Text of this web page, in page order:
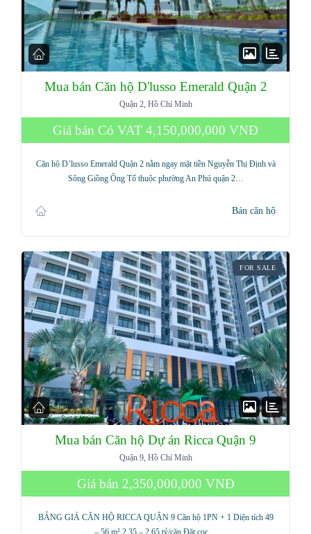
Mua bán Căn hộ D'lusso Emerald Quận 2
Quận 2, Hồ Chí Minh
Giá bán Có VAT 4,150,000,000 VNĐ
Căn hộ D’lusso Emerald Quận 2 nằm ngay mặt tiền Nguyễn Thị Định và
Sông Giồng Ông Tố thuộc phường An Phú quận 2…
Bán căn hộ
FOR SALE
Mua bán Căn hộ Dự án Ricca Quận 9
Quận 9, Hồ Chí Minh
Giá bán 2,350,000,000 VNĐ
BẢNG GIÁ CĂN HỘ RICCA QUẬN 9 Căn hộ 1PN + 1 Diện tích 49
– 56 m² 2.35 – 2.65 tỷ/căn Đặt cọc…